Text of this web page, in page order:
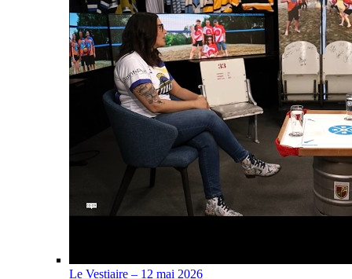
Le Vestiaire – 12 mai 2026